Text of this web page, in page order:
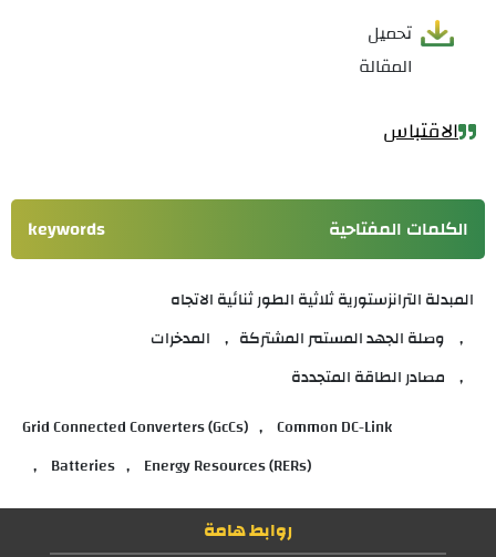
تحميل
المقالة
الاقتباس
الكلمات المفتاحية keywords
المبدلة الترانزستورية ثلاثية الطور ثنائية الاتجاه
وصلة الجهد المستمر المشتركة
المدخرات
مصادر الطاقة المتجددة
Grid Connected Converters (GcCs)
Common DC-Link
Batteries
Energy Resources (RERs)
روابط هامة